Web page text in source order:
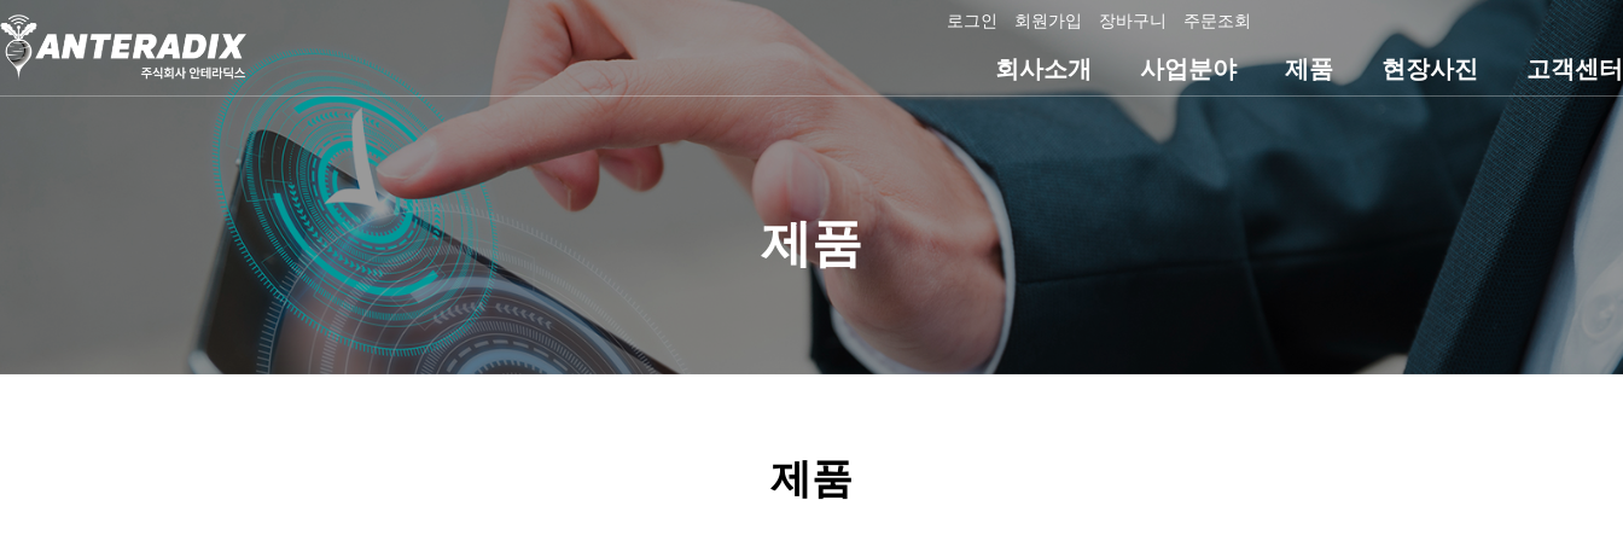
로그인 회원가입 장바구니 주문조회
회사소개 사업분야 제품 현장사진 고객센터
제품
제품